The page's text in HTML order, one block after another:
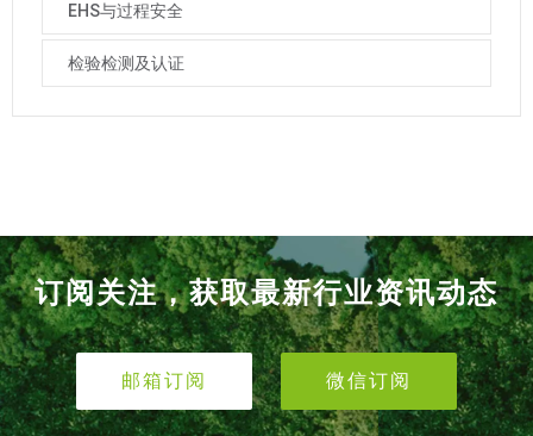
EHS与过程安全
检验检测及认证
订阅关注，获取最新行业资讯动态
邮箱订阅 微信订阅